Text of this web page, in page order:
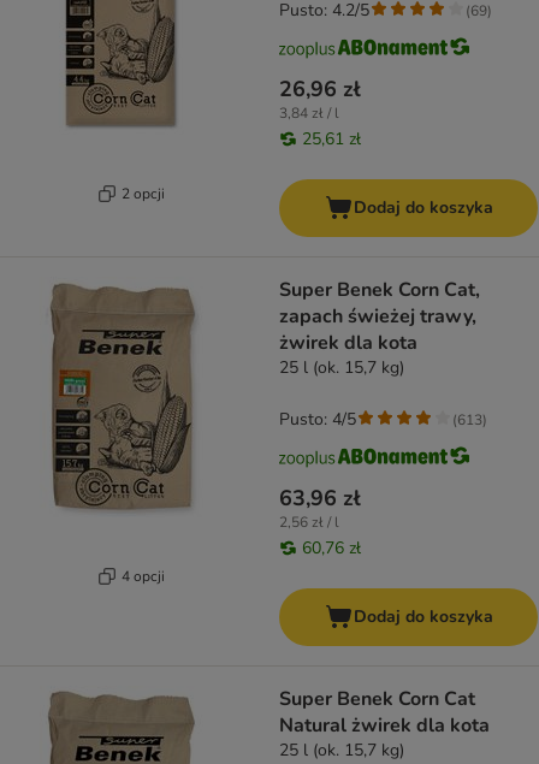
2 opcji
26,96 zł
3,84 zł / l
25,61 zł
Pusto: 4.2/5 (69)
Dodaj do koszyka
4 opcji
Super Benek Corn Cat,
zapach świeżej trawy,
żwirek dla kota
25 l (ok. 15,7 kg)
63,96 zł
2,56 zł / l
60,76 zł
Pusto: 4/5 (613)
Dodaj do koszyka
Super Benek Corn Cat
Natural żwirek dla kota
25 l (ok. 15,7 kg)